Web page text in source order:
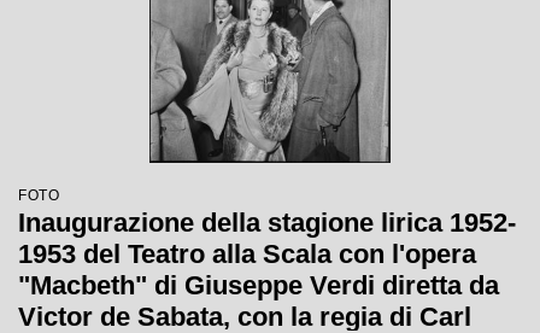
FOTO
Inaugurazione della stagione lirica 1952-
1953 del Teatro alla Scala con l'opera
"Macbeth" di Giuseppe Verdi diretta da
Victor de Sabata, con la regia di Carl